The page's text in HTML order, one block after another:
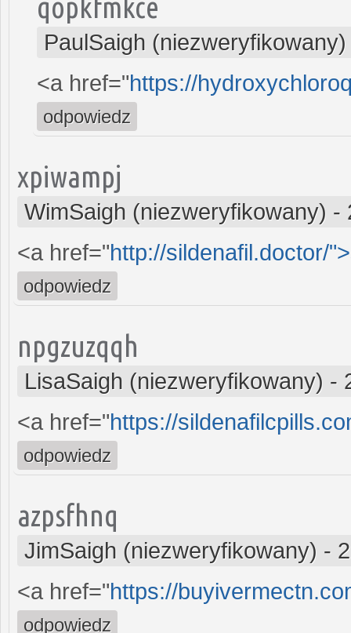
PaulSaigh (niezweryfikowany)
<a href="https://
odpowiedz
xpiwampj
WimSaigh (niezweryfikowany) -
<a href="http://sildenafil.doctor/
odpowiedz
npgzuzqqh
LisaSaigh (niezweryfikowany) -
<a href="https://
odpowiedz
azpsfhnq
JimSaigh (niezweryfikowany) -
<a href="https://
odpowiedz